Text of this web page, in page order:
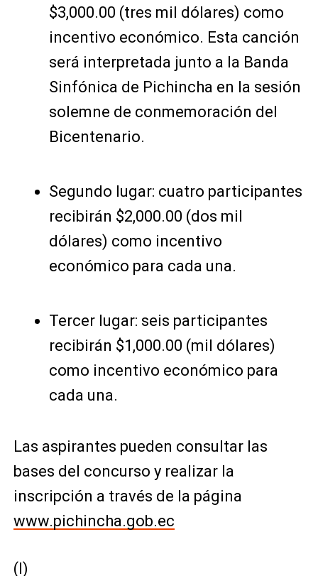
$3,000.00 (tres mil dólares) como
incentivo económico. Esta canción
será interpretada junto a la Banda
Sinfónica de Pichincha en la sesión
solemne de conmemoración del
Bicentenario.
Segundo lugar: cuatro participantes
recibirán $2,000.00 (dos mil
dólares) como incentivo
económico para cada una.
Tercer lugar: seis participantes
recibirán $1,000.00 (mil dólares)
como incentivo económico para
cada una.
Las aspirantes pueden consultar las
bases del concurso y realizar la
inscripción a través de la página
www.pichincha.gob.ec
(I)